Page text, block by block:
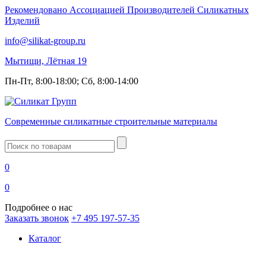
Рекомендовано Ассоциацией Производителей Силикатных
Изделий
info@silikat-group.ru
Мытищи, Лётная 19
Пн-Пт, 8:00-18:00; Сб, 8:00-14:00
Современные силикатные строительные материалы
Введите
запрос
0
0
Подробнее о нас
Заказать звонок +7 495 197-57-35
Каталог